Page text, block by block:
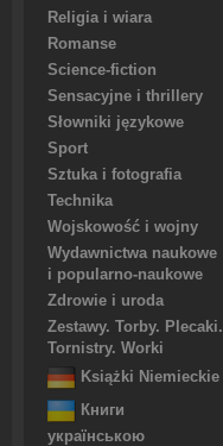
Religia i wiara
Romanse
Science-fiction
Sensacyjne i thrillery
Słowniki językowe
Sport
Sztuka i fotografia
Technika
Wojskowość i wojny
Wydawnictwa naukowe
i popularno-naukowe
Zdrowie i uroda
Zestawy. Torby. Plecaki.
Tornistry. Worki
Książki Niemieckie
Книги
українською